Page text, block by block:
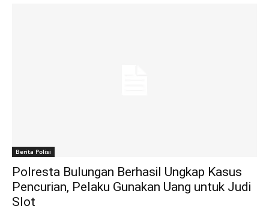
Berita Polisi
Polresta Bulungan Berhasil Ungkap Kasus
Pencurian, Pelaku Gunakan Uang untuk Judi
Slot